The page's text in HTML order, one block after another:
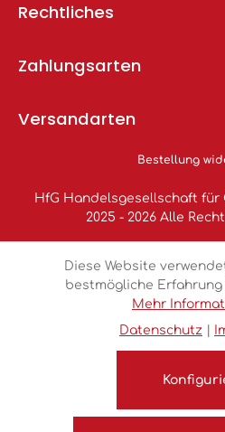
Rechtliches
Zahlungsarten
Versandarten
Bestellung
HfG Handelsgesellschaft
2025 - 2026 Alle
Diese Website
bestmögliche
Mehr
Datenschutz